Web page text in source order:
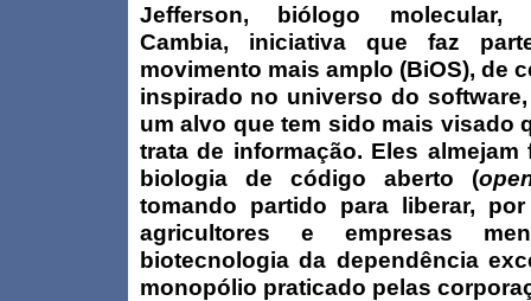
Jefferson, biólogo
Cambia, iniciativa que faz
movimento mais amplo (BiOS), de
inspirado no universo do
um alvo que tem sido mais visado
trata de informação. Eles almejam
biologia de código aberto (
tomando partido para liberar, por
agricultores e empresas
biotecnologia da dependência
monopólio praticado pelas